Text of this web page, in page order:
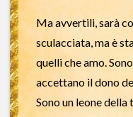
Ma avvertili, sarà
sculacciata, ma è
quelli che amo.
accettano il dono
Sono un leone